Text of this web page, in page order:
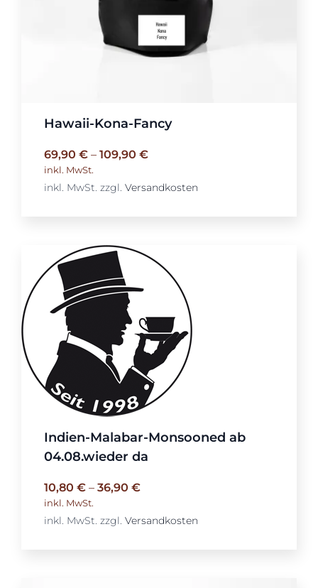
Hawaii-Kona-Fancy
69,90 €– 109,90 €
inkl. MwSt.
inkl. MwSt. zzgl. Versandkosten
Indien-Malabar-Monsooned ab
04.08.wieder da
10,80 €– 36,90 €
inkl. MwSt.
inkl. MwSt. zzgl. Versandkosten